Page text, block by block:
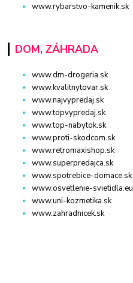
www.rybarstvo-kamenik.sk
DOM, ZÁHRADA
www.dm-drogeria.sk
www.kvalitnytovar.sk
www.najvypredaj.sk
www.topvypredaj.sk
www.top-nabytok.sk
www.proti-skodcom.sk
www.retromaxishop.sk
www.superpredajca.sk
www.spotrebice-domace.sk
www.osvetlenie-svietidla.eu
www.uni-kozmetika.sk
www.zahradnicek.sk